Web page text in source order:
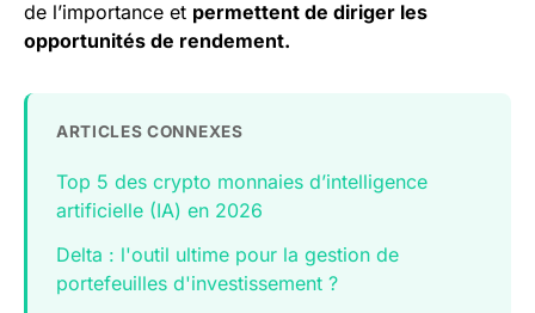
de l’importance et permettent de diriger les
opportunités de rendement.
ARTICLES CONNEXES
Top 5 des crypto monnaies d’intelligence
artificielle (IA) en 2026
Delta : l'outil ultime pour la gestion de
portefeuilles d'investissement ?